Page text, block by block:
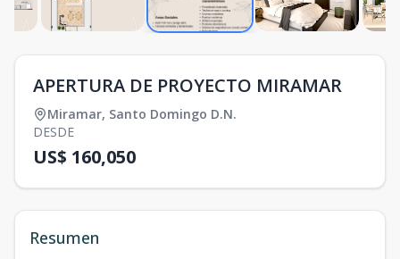
APERTURA DE PROYECTO MIRAMAR
Miramar, Santo Domingo D.N.
DESDE
US$ 160,050
Resumen